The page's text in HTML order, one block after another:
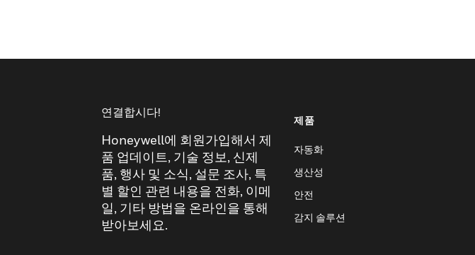
연결합시다!
Honeywell에 회원가입해서 제
품 업데이트, 기술 정보, 신제
품, 행사 및 소식, 설문 조사, 특
별 할인 관련 내용을 전화, 이메
일, 기타 방법을 온라인을 통해
받아보세요.
제품
자동화
생산성
안전
감지 솔루션